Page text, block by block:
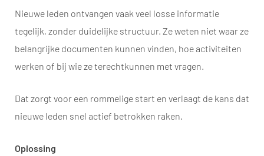
Nieuwe leden ontvangen vaak veel losse informatie
tegelijk, zonder duidelijke structuur. Ze weten niet waar ze
belangrijke documenten kunnen vinden, hoe activiteiten
werken of bij wie ze terechtkunnen met vragen.
Dat zorgt voor een rommelige start en verlaagt de kans dat
nieuwe leden snel actief betrokken raken.
Oplossing